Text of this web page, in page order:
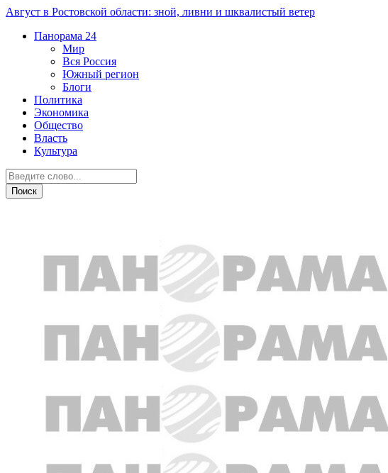
Август в Ростовской области: зной, ливни и шквалистый ветер
Панорама 24
Мир
Вся Россия
Южный регион
Блоги
Политика
Экономика
Общество
Власть
Культура